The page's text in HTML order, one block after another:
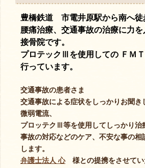
豊橋鉄道 市電井原駅から南へ徒
腰痛治療、交通事故の治療に力
接骨院です。
プロテックⅢを使用しての ＦＭ
行っています。
交通事故の患者さま
交通事故による症状をしっかりお聞き
微弱電流、
プロッテクⅢ等を使用してしっかり治
事故の対応などのケア、不安な事の相
します。
弁護士法人 心様との提携をさせてい